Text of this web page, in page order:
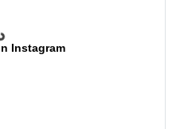
Instagram